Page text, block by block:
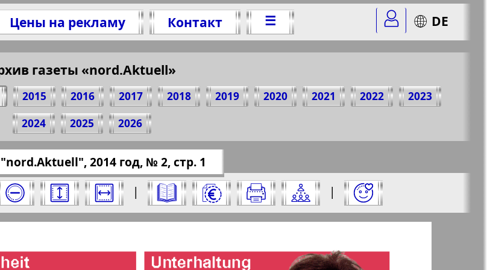
Цены на рекламу Контакт ☰ DE
газеты «nord.Aktuell»
2015 2016 2017 2018 2019 2020 2021 2022
2023
2024
2025 2026
номер и нажмите на него:
2014 год, № 2, стр. 1
| |
2, 2014 год. Выберите страницу и нажмите на нее:
стр. газеты "nord.Aktuell", № 2, 2014 г.
чтобы скопировать ссылку)
?pub=nord-aktuell&god=2014&nomer=2&str=1